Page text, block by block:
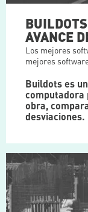
AVANCE
Los mejores
mejores
Buildots es
computadora
obra,
desviaciones.